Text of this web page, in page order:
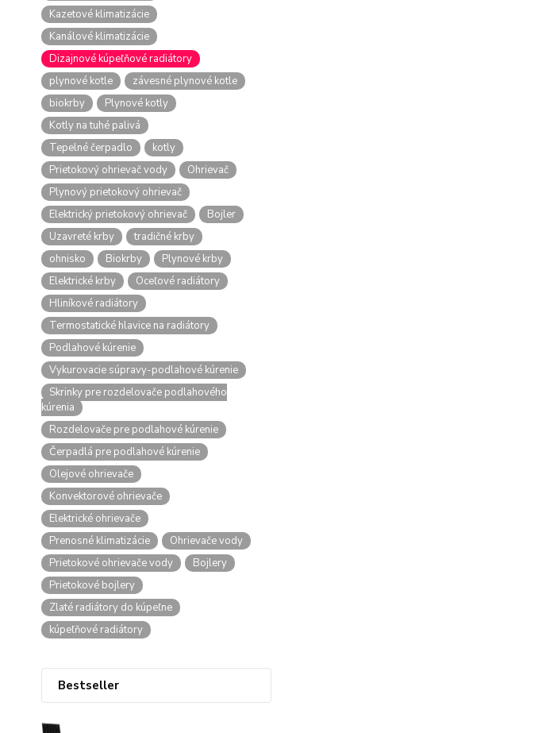
Kazetové klimatizácie
Kanálové klimatizácie
Dizajnové kúpeľňové radiátory
plynové kotle
závesné plynové kotle
biokrby
Plynové kotly
Kotly na tuhé palivá
Tepelné čerpadlo
kotly
Prietokový ohrievač vody
Ohrievač
Plynový prietokový ohrievač
Elektrický prietokový ohrievač
Bojler
Uzavreté krby
tradičné krby
ohnisko
Biokrby
Plynové krby
Elektrické krby
Oceľové radiátory
Hliníkové radiátory
Termostatické hlavice na radiátory
Podlahové kúrenie
Vykurovacie súpravy-podlahové kúrenie
Skrinky pre rozdelovače podlahového
kúrenia
Rozdelovače pre podlahové kúrenie
Čerpadlá pre podlahové kúrenie
Olejové ohrievače
Konvektorové ohrievače
Elektrické ohrievače
Prenosné klimatizácie
Ohrievače vody
Prietokové ohrievače vody
Bojlery
Prietokové bojlery
Zlaté radiátory do kúpeľne
kúpeľňové radiátory
Bestseller